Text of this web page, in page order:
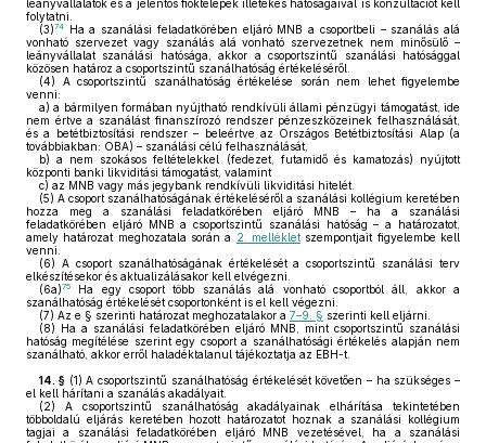
leányvállalatok és a jelentős fióktelepek illetékes hatóságaival is konzultációt kell
folytatni.
(3)74
Ha a szanálási feladatkörében eljáró MNB a csoportbeli – szanálás alá
vonható szervezet vagy szanálás alá vonható szervezetnek nem minősülő –
leányvállalat szanálási hatósága, akkor a csoportszintű szanálási hatósággal
közösen határoz a csoportszintű szanálhatóság értékeléséről.
(4) A csoportszintű szanálhatóság értékelése során nem lehet figyelembe
venni:
a) a bármilyen formában nyújtható rendkívüli állami pénzügyi támogatást, ide
nem értve a szanálást finanszírozó rendszer pénzeszközeinek felhasználását,
és a betétbiztosítási rendszer – beleértve az Országos Betétbiztosítási Alap (a
továbbiakban: OBA) – szanálási célú felhasználását,
b) a nem szokásos feltételekkel (fedezet, futamidő és kamatozás) nyújtott
központi banki likviditási támogatást, valamint
c) az MNB vagy más jegybank rendkívüli likviditási hitelét.
(5) A csoport szanálhatóságának értékeléséről a szanálási kollégium keretében
hozza meg a szanálási feladatkörében eljáró MNB – ha a szanálási
feladatkörében eljáró MNB a csoportszintű szanálási hatóság – a határozatot,
amely határozat meghozatala során a 2. melléklet szempontjait figyelembe kell
venni.
(6) A csoport szanálhatóságának értékelését a csoportszintű szanálási terv
elkészítésekor és aktualizálásakor kell elvégezni.
(6a)75
Ha egy csoport több szanálás alá vonható csoportból áll, akkor a
szanálhatóság értékelését csoportonként is el kell végezni.
(7) Az e § szerinti határozat meghozatalakor a 7–9. § szerinti kell eljárni.
(8) Ha a szanálási feladatkörében eljáró MNB, mint csoportszintű szanálási
hatóság megítélése szerint egy csoport a szanálhatósági értékelés alapján nem
szanálható, akkor erről haladéktalanul tájékoztatja az EBH-t.
14. § (1) A csoportszintű szanálhatóság értékelését követően – ha szükséges –
el kell hárítani a szanálás akadályait.
(2) A csoportszintű szanálhatóság akadályainak elhárítása tekintetében
többoldalú eljárás keretében hozott határozatot hoznak a szanálási kollégium
tagjai a szanálási feladatkörében eljáró MNB vezetésével, ha a szanálási